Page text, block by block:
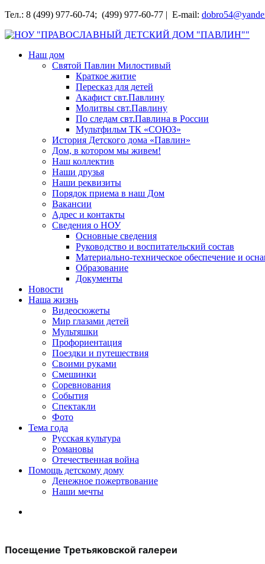
Перейти
содержимому
Тел.: 8 (499) 977-60-74; (499) 977-60-77 | E-mail:
НОУ "ПРАВОСЛАВНЫЙ ДЕТСКИЙ ДОМ "ПАВЛИН""
Наш дом
Святой Павлин Милостивый
Краткое житие
Пересказ для детей
Акафист свт.Павлину
Молитвы свт.Павлину
По следам свт.Павлина в России
Мультфильм ТК «СОЮЗ»
История Детского дома «Павлин»
Дом, в котором мы живем!
Наш коллектив
Наши друзья
Наши реквизиты
Порядок приема в наш Дом
Вакансии
Адрес и контакты
Сведения о НОУ
Основные сведения
Руководство и воспитательский состав
Материально-техническое обеспечение и
Образование
Документы
Новости
Наша жизнь
Видеосюжеты
Мир глазами детей
Мультяшки
Профориентация
Поездки и путешествия
Своими руками
Смешинки
Соревнования
События
Спектакли
Фото
Тема года
Русская культура
Романовы
Отечественная война
Помощь детскому дому
Денежное пожертвование
Наши мечты
Посещение Третьяковской галереи